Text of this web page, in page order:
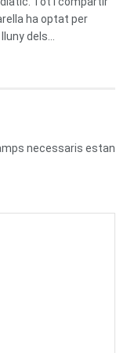
ha optat per
dels...
necessaris estan